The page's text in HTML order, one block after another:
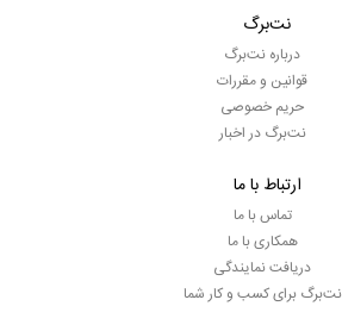
نت‌برگ
درباره نت‌برگ
قوانین و مقررات
حریم خصوصی
نت‌برگ در اخبار
ارتباط با ما
تماس با ما
همکاری با ما
دریافت نمایندگی
نت‌برگ برای کسب و کار شما